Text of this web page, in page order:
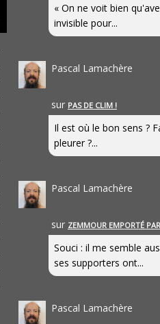
« On ne voit bien
invisible pour...
Pascal Lamachère
sur PAS DE CLIM !
Il est où le bon sens ?
pleurer ?...
Pascal Lamachère
sur ZEMMOUR EMPORTÉ
Souci : il me semble
ses supporters ont...
Pascal Lamachère